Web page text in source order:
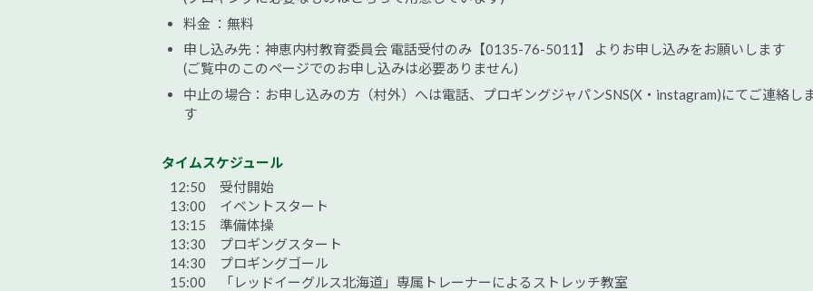
料金 ：無料
申し込み先：神恵内村教育委員会 電話受付のみ【0135-76-5011】 よりお申し込みをお願いします
(ご覧中のこのページでのお申し込みは必要ありません)
中止の場合：お申し込みの方（村外）へは電話、プロギングジャパンSNS(X・instagram)にてご連絡し
す
タイムスケジュール
12:50 受付開始
13:00 イベントスタート
13:15 準備体操
13:30 プロギングスタート
14:30 プロギングゴール
15:00 「レッドイーグルス北海道」専属トレーナーによるストレッチ教室